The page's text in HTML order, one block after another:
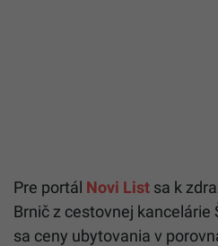
Pre portál Novi List sa k
Brnič z cestovnej
sa ceny ubytovania v